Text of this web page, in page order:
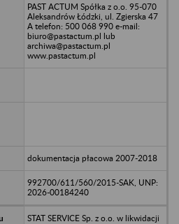
PAST ACTUM Spółka z o.o. 95-070
Aleksandrów Łódzki, ul. Zgierska 47
A telefon: 500 068 990 e-mail:
biuro@pastactum.pl lub
archiwa@pastactum.pl
www.pastactum.pl
dokumentacja płacowa 2007-2018
992700/611/560/2015-SAK, UNP:
2026-00184240
STAT SERVICE Sp. z o.o. w likwidacji